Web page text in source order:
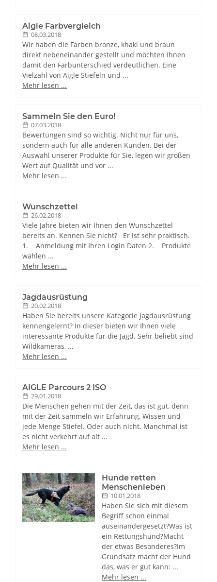
Aigle Farbvergleich
08.03.2018
Wir haben die Farben bronze, khaki und braun
direkt nebeneinander gestellt und möchten Ihnen
damit den Farbunterschied verdeutlichen. Eine
Vielzahl von Aigle Stiefeln und ...
Mehr lesen ...
Sammeln Sie den Euro!
07.03.2018
Bewertungen sind so wichtig. Nicht nur für uns,
sondern auch für alle anderen Kunden. Bei der
Auswahl unserer Produkte für Sie, legen wir großen
Wert auf Qualität und vor ...
Mehr lesen ...
Wunschzettel
26.02.2018
Viele Jahre bieten wir Ihnen den Wunschzettel
bereits an. Kennen Sie nicht? Er ist sehr praktisch.
1. Anmeldung mit Ihren Login Daten 2. Produkte
wählen ...
Mehr lesen ...
Jagdausrüstung
20.02.2018
Haben Sie bereits unsere Kategorie Jagdausrüstung
kennengelernt? In dieser bieten wir Ihnen viele
interessante Produkte für die Jagd. Sehr beliebt sind
Wildkameras, ...
Mehr lesen ...
AIGLE Parcours 2 ISO
29.01.2018
Die Menschen gehen mit der Zeit, das ist gut, denn
mit der Zeit sammeln wir Erfahrung, Wissen und
jede Menge Stiefel. Oder auch nicht. Manchmal ist
es nicht verkehrt auf alt ...
Mehr lesen ...
Hunde retten
Menschenleben
10.01.2018
Haben Sie sich mit diesem
Begriff schon einmal
auseinandergesetzt?Was ist
ein Rettungshund?Macht
der etwas Besonderes?Im
Grundsatz macht der Hund
das, was er gut kann: ...
Mehr lesen ...